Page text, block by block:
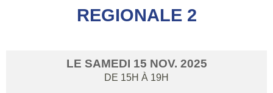
REGIONALE 2
LE SAMEDI 15 NOV. 2025
DE 15H À 19H